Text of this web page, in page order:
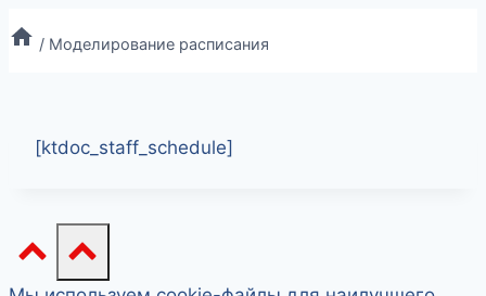
Перейти
к
/ Моделирование расписания
[ktdoc_staff_schedule]